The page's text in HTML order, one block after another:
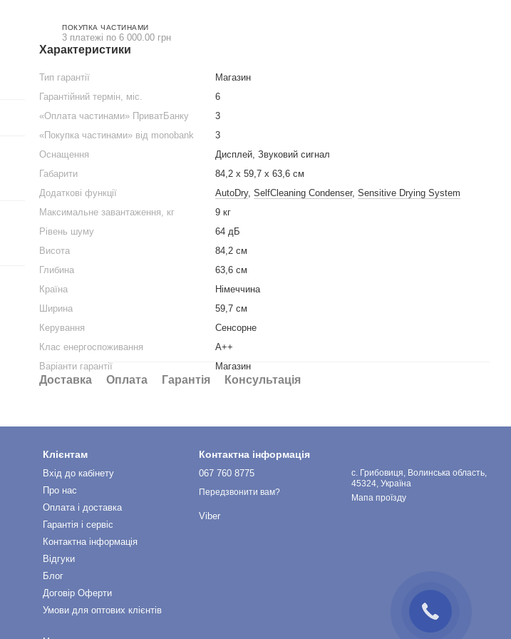
ПОКУПКА ЧАСТИНАМИ
3 платежі по 6 000.00 грн
Характеристики
Тип гарантії
Магазин
Гарантійний термін, міс.
6
«Оплата частинами» ПриватБанку
3
«Покупка частинами» від monobank
3
Оснащення
Дисплей, Звуковий сигнал
Габарити
84,2 х 59,7 х 63,6 см
Додаткові функції
AutoDry, SelfCleaning Condenser, Sensitive Drying System
Максимальне завантаження, кг
9 кг
Рівень шуму
64 дБ
Висота
84,2 см
Глибина
63,6 см
Країна
Німеччина
Ширина
59,7 см
Керування
Сенсорне
Клас енергоспоживання
A++
Варіанти гарантії
Магазин
Доставка Оплата Гарантія Консультація
Клієнтам
Вхід до кабінету
Про нас
Оплата і доставка
Гарантія і сервіс
Контактна інформація
Відгуки
Блог
Договір Оферти
Умови для оптових клієнтів
Контактна інформація
067 760 8775
Передзвонити вам?
Viber
с. Грибовиця, Волинська область,
45324, Україна
Мапа проїзду